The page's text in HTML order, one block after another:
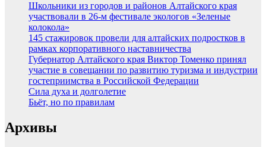
Школьники из городов и районов Алтайского края
участвовали в 26-м фестивале экологов «Зеленые
колокола»
145 стажировок провели для алтайских подростков в
рамках корпоративного наставничества
Губернатор Алтайского края Виктор Томенко принял
участие в совещании по развитию туризма и индустрии
гостеприимства в Российской Федерации
Сила духа и долголетие
Бьёт, но по правилам
Архивы